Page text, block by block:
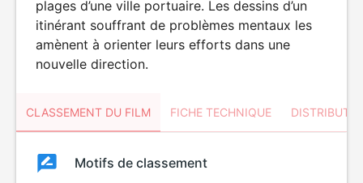
plages d’une ville portuaire. Les dessins d’un
itinérant souffrant de problèmes mentaux les
amènent à orienter leurs efforts dans une
nouvelle direction.
CLASSEMENT DU FILM FICHE TECHNIQUE
ClassementClassement
Motifs de classement